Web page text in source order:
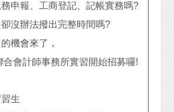
申報、工商登記、記帳實務嗎?
沒辦法撥出完整時間嗎?
機會來了，
合會計師事務所實習開始招募囉!
生